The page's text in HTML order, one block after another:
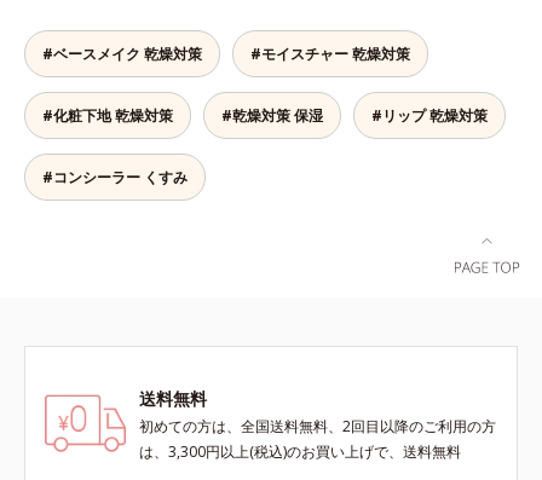
イプ（普通肌～乾性肌）*1 メラニ
ンの生成を抑え、シミ・ソバカスを
防ぐ*2 日本化粧品業界で初めてメ
ラニンの第三のルートに着目し、日
本放射線影響学会第53回大会で
2010年10月に初めて発表したこと
*3 うるおいにより透明感のある肌
ミンCとブライトVCコンプレックス
は配合されていません。
イテムです。*1 肌の乾燥、キメの
乱れ*2 メイク効果による*3 乾燥に
よる*4 マッサージ効果による*5 乾
燥によるくすみをケアする植物性保
湿成分*6 ブライトニングフィルタ
根本原因に着目。「デバイスダメー
ジ(*1)クリアエキス(*3)」を配合
し、ブルーライトを浴びても揺らぎ
にくい肌へ整えます。また、スター
ン(*5)配合で、ほうれい線やフェイ
スラインにアプローチ。さらに月桃
クトにケア(*7)。ストレッチ性の高
くみにアプローチ(*7)します。新発
想(*8)のスキンVウェアで、日々の
デジタルダメージから解放。デバイ
くすみに働きかける成分に2種のヒ
アルロン酸を配合した肌にやさしい
処方で、うるおうハリ肌へと整えま
す。* 乾燥による
#ベースメイク 乾燥対策 #モイスチャー 乾燥対策
#化粧下地 乾燥対策 #乾燥対策 保湿 #リップ 乾燥対策
#コンシーラー くすみ
送料無料
初めての方は、全国送料無料、2回目以降のご利用の方
は、3,300円以上(税込)のお買い上げで、送料無料